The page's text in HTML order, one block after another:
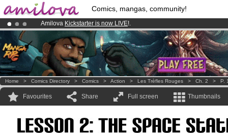
Comics, mangas, community!
Amilova Kickstarter is now LIVE!.
Already 100000membersand 1000comics & mangas!.
Premium membership from3.95 euros per month !Get membership
Home > Comics Directory > Comics > Action > Les Trèfles Rouges > Ch. 2 > P.
Favourites Share Full screen Thumbnails